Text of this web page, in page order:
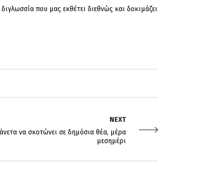
που μας εκθέτει διεθνώς και δοκιμάζει
NEXT
να σκοτώνει σε δημόσια θέα, μέρα
μεσημέρι